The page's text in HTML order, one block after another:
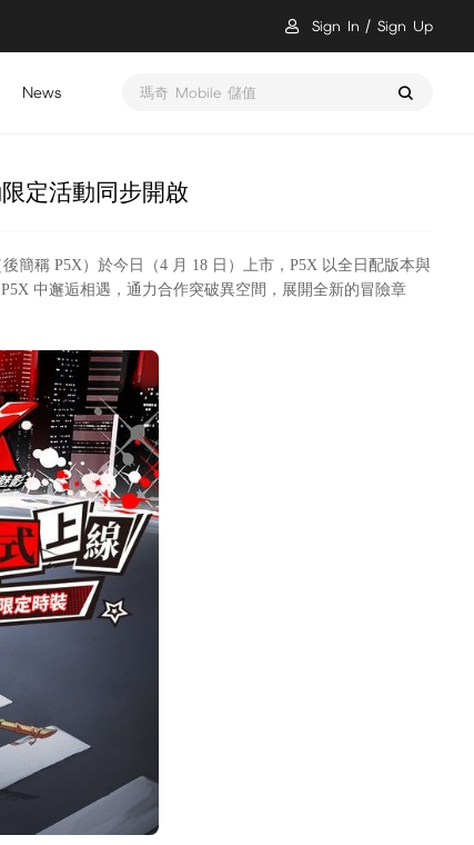
Sign In Sign Up
News 醫起救世界 鼠裡逃生 儲值
定活動同步開啟
後簡稱 P5X）於今日（4 月 18 日）上市，P5X 以全日配版本與
中邂逅相遇，通力合作突破異空間，展開全新的冒險章